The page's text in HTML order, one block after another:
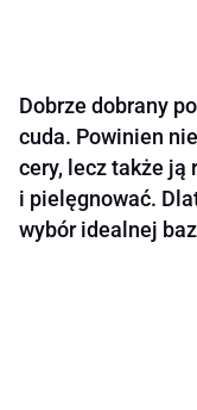
Dobrze dobrany
cuda. Powinien
cery, lecz także ją
i pielęgnować.
wybór idealnej